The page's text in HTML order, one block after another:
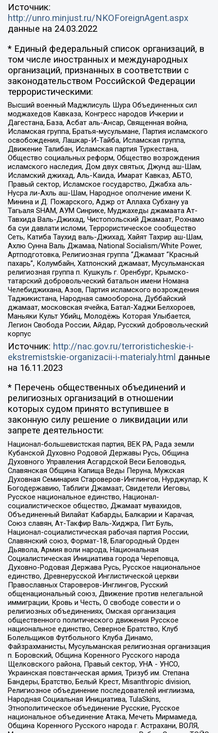
Источник:
http://unro.minjust.ru/NKOForeignAgent.aspx
данные на 24.03.2022
* Единый федеральный список организаций, в
том числе иностранных и международных
организаций, признанных в соответствии с
законодательством Российской Федерации
террористическими:
Высший военный Маджлисуль Шура Объединенных сил
моджахедов Кавказа, Конгресс народов Ичкерии и
Дагестана, База, Асбат аль-Ансар, Священная война,
Исламская группа, Братья-мусульмане, Партия исламского
освобождения, Лашкар-И-Тайба, Исламская группа,
Движение Талибан, Исламская партия Туркестана,
Общество социальных реформ, Общество возрождения
исламского наследия, Дом двух святых, Джунд аш-Шам,
Исламский джихад, Аль-Каида, Имарат Кавказ, АБТО,
Правый сектор, Исламское государство, Джабха аль-
Нусра ли-Ахль аш-Шам, Народное ополчение имени К.
Минина и Д. Пожарского, Аджр от Аллаха Субхану уа
Тагьаля SHAM, АУМ Синрике, Муджахеды джамаата Ат-
Тавхида Валь-Джихад, Чистопольский Джамаат, Рохнамо
ба суи давлати исломи, Террористическое сообщество
Сеть, Катиба Таухид валь-Джихад, Хайят Тахрир аш-Шам,
Ахлю Сунна Валь Джамаа, National Socialism/White Power,
Артподготовка, Религиозная группа “Джамаат “Красный
пахарь”, Колумбайн, Хатлонский джамаат, Мусульманская
религиозная группа п. Кушкуль г. Оренбург, Крымско-
татарский добровольческий батальон имени Номана
Челебиджихана, Азов, Партия исламского возрождения
Таджикистана, Народная самооборона, Дуббайский
джамаат, московская ячейка, Батал-Хаджи Белхороев,
Маньяки Культ Убийц, Молодёжь Которая Улыбается,
Легион Свобода России, Айдар, Русский добровольческий
корпус
Источник: http://nac.gov.ru/terroristicheskie-i-
ekstremistskie-organizacii-i-materialy.html данные
на 16.11.2023
* Перечень общественных объединений и
религиозных организаций в отношении
которых судом принято вступившее в
законную силу решение о ликвидации или
запрете деятельности:
Национал-большевистская партия, ВЕК РА, Рада земли
Кубанской Духовно Родовой Державы Русь, Община
Духовного Управления Асгардской Веси Беловодья,
Славянская Община Капища Веды Перуна, Мужская
Духовная Семинария Староверов-Инглингов, Нурджулар, К
Богодержавию, Таблиги Джамаат, Свидетели Иеговы,
Русское национальное единство, Национал-
социалистическое общество, Джамаат мувахидов,
Объединенный Вилайат Кабарды, Балкарии и Карачая,
Союз славян, Ат-Такфир Валь-Хиджра, Пит Буль,
Национал-социалистическая рабочая партия России,
Славянский союз, Формат-18, Благородный Орден
Дьявола, Армия воли народа, Национальная
Социалистическая Инициатива города Череповца,
Духовно-Родовая Держава Русь, Русское национальное
единство, Древнерусской Инглистической церкви
Православных Староверов-Инглингов, Русский
общенациональный союз, Движение против нелегальной
иммиграции, Кровь и Честь, О свободе совести и о
религиозных объединениях, Омская организация
общественного политического движения Русское
национальное единство, Северное Братство, Клуб
Болельщиков Футбольного Клуба Динамо,
Файзрахманисты, Мусульманская религиозная организация
п. Боровский, Община Коренного Русского народа
Щелковского района, Правый сектор, УНА - УНСО,
Украинская повстанческая армия, Тризуб им. Степана
Бандеры, Братство, Белый Крест, Misanthropic division,
Религиозное объединение последователей инглиизма,
Народная Социальная Инициатива, TulaSkins,
Этнополитическое объединение Русские, Русское
национальное объединение Атака, Мечеть Мирмамеда,
Община Коренного Русского народа г. Астрахани, ВОЛЯ,